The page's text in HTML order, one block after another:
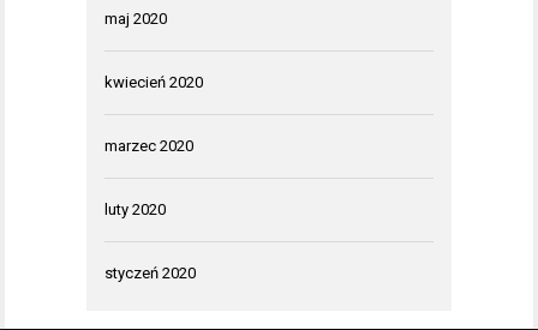
maj 2020
kwiecień 2020
marzec 2020
luty 2020
styczeń 2020